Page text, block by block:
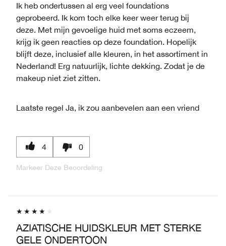
Ik heb ondertussen al erg veel foundations
geprobeerd. Ik kom toch elke keer weer terug bij
deze. Met mijn gevoelige huid met soms eczeem,
krijg ik geen reacties op deze foundation. Hopelijk
blijft deze, inclusief alle kleuren, in het assortiment in
Nederland! Erg natuurlijk, lichte dekking. Zodat je de
makeup niet ziet zitten.
Laatste regel Ja, ik zou aanbevelen aan een vriend
4 0
Markeer Deze Beoordeling
AZIATISCHE HUIDSKLEUR MET STERKE
GELE ONDERTOON